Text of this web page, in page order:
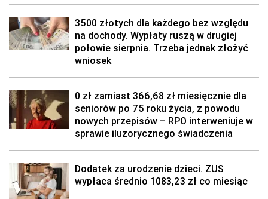
3500 złotych dla każdego bez względu
na dochody. Wypłaty ruszą w drugiej
połowie sierpnia. Trzeba jednak złożyć
wniosek
0 zł zamiast 366,68 zł miesięcznie dla
seniorów po 75 roku życia, z powodu
nowych przepisów – RPO interweniuje w
sprawie iluzorycznego świadczenia
Dodatek za urodzenie dzieci. ZUS
wypłaca średnio 1083,23 zł co miesiąc